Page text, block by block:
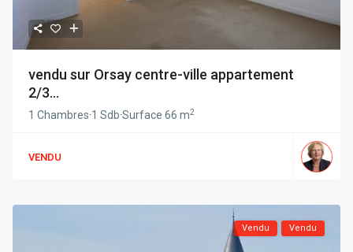
vendu sur Orsay centre-ville appartement
2/3...
1 Chambres·1 Sdb·Surface66 m2
VENDU
Vendu Vendu